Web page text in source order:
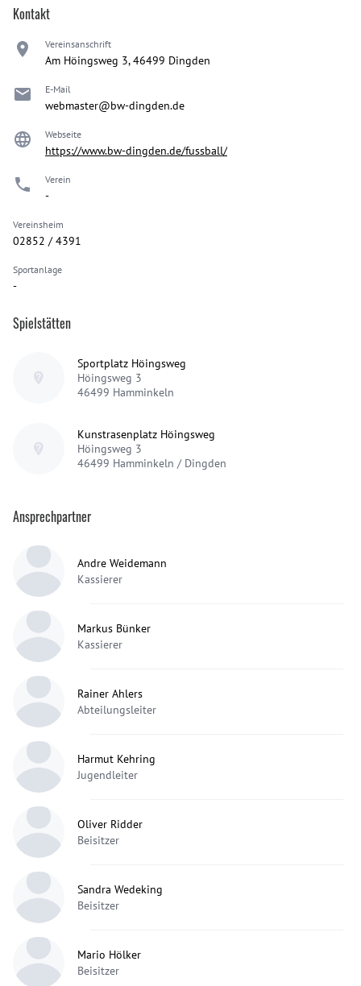
Kontakt
Vereinsanschrift
Am Höingsweg 3, 46499 Dingden
E-Mail
webmaster@bw-dingden.de
Webseite
https://www.bw-dingden.de/fussball/
Verein
-
Vereinsheim
02852 / 4391
Sportanlage
-
Spielstätten
Sportplatz Höingsweg
Höingsweg 3
46499 Hamminkeln
Kunstrasenplatz Höingsweg
Höingsweg 3
46499 Hamminkeln / Dingden
Ansprechpartner
Andre Weidemann
Kassierer
Markus Bünker
Kassierer
Rainer Ahlers
Abteilungsleiter
Harmut Kehring
Jugendleiter
Oliver Ridder
Beisitzer
Sandra Wedeking
Beisitzer
Mario Hölker
Beisitzer